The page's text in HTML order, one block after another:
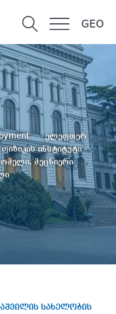
GEO
ელეფთერ
ინსტიტუტი -
მეცნიერი
სახელობის